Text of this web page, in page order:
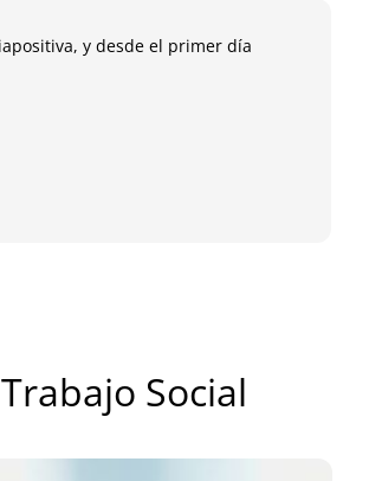
y desde el primer día
Social